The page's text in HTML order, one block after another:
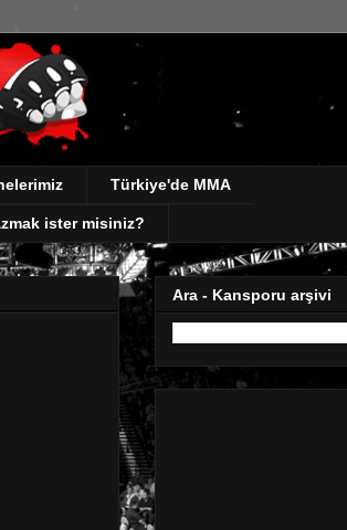
Türkiye'de MMA
ister misiniz?
Ara - Kansporu arşivi